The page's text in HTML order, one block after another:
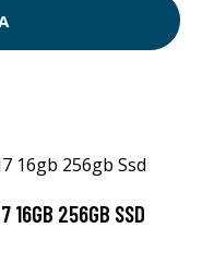
16GB 256GB SSD